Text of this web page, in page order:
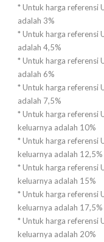
* Untuk harga referensi
adalah 3%
* Untuk harga referensi
adalah 4,5%
* Untuk harga referensi
adalah 6%
* Untuk harga referensi
adalah 7,5%
* Untuk harga referensi
keluarnya adalah 10%
* Untuk harga referensi
keluarnya adalah 12,5%
* Untuk harga referensi
keluarnya adalah 15%
* Untuk harga referensi
keluarnya adalah 17,5%
* Untuk harga referensi
keluarnya adalah 20%